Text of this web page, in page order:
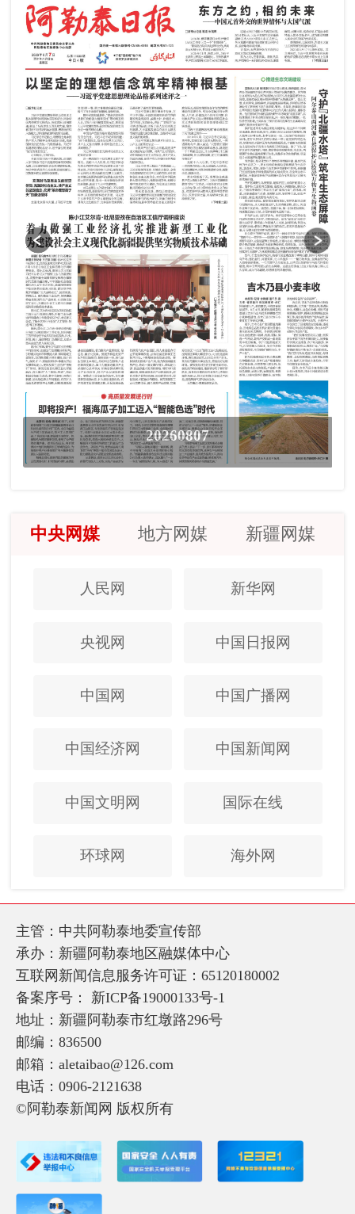
20260807
中央网媒 地方网媒 新疆网媒
人民网 新华网
央视网 中国日报网
中国网 中国广播网
中国经济网 中国新闻网
中国文明网 国际在线
环球网 海外网
主管：中共阿勒泰地委宣传部
承办：新疆阿勒泰地区融媒体中心
互联网新闻信息服务许可证：65120180002
备案序号： 新ICP备19000133号-1
地址：新疆阿勒泰市红墩路296号
邮编：836500
邮箱：aletaibao@126.com
电话：0906-2121638
©阿勒泰新闻网 版权所有